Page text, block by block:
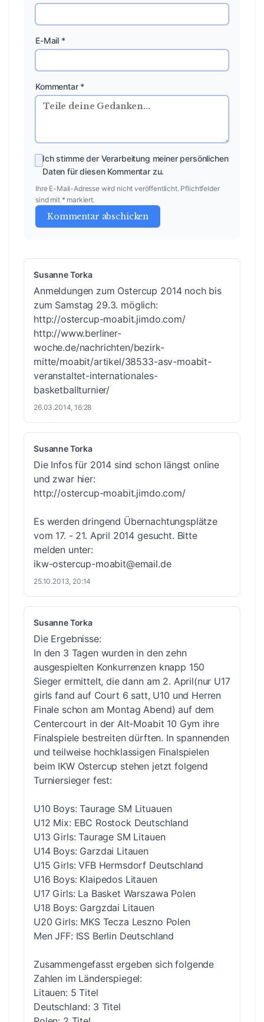
E-Mail *
Kommentar *
Ich stimme der Verarbeitung meiner persönlichen
Daten für diesen Kommentar zu.
Ihre E-Mail-Adresse wird nicht veröffentlicht. Pflichtfelder
sind mit * markiert.
Kommentar abschicken
Susanne Torka
Anmeldungen zum Ostercup 2014 noch bis
zum Samstag 29.3. möglich:
http://ostercup-moabit.jimdo.com/
http://www.berliner-
woche.de/nachrichten/bezirk-
mitte/moabit/artikel/38533-asv-moabit-
veranstaltet-internationales-
basketballturnier/
26.03.2014, 16:28
Susanne Torka
Die Infos für 2014 sind schon längst online
und zwar hier:
http://ostercup-moabit.jimdo.com/
Es werden dringend Übernachtungsplätze
vom 17. - 21. April 2014 gesucht. Bitte
melden unter:
ikw-ostercup-moabit@email.de
25.10.2013, 20:14
Susanne Torka
Die Ergebnisse:
In den 3 Tagen wurden in den zehn
ausgespielten Konkurrenzen knapp 150
Sieger ermittelt, die dann am 2. April(nur U17
girls fand auf Court 6 satt, U10 und Herren
Finale schon am Montag Abend) auf dem
Centercourt in der Alt-Moabit 10 Gym ihre
Finalspiele bestreiten dürften. In spannenden
und teilweise hochklassigen Finalspielen
beim IKW Ostercup stehen jetzt folgend
Turniersieger fest:
U10 Boys: Taurage SM Lituauen
U12 Mix: EBC Rostock Deutschland
U13 Girls: Taurage SM Litauen
U14 Boys: Garzdai Litauen
U15 Girls: VFB Hermsdorf Deutschland
U16 Boys: Klaipedos Litauen
U17 Girls: La Basket Warszawa Polen
U18 Boys: Gargzdai Litauen
U20 Girls: MKS Tecza Leszno Polen
Men JFF: ISS Berlin Deutschland
Zusammengefasst ergeben sich folgende
Zahlen im Länderspiegel:
Litauen: 5 Titel
Deutschland: 3 Titel